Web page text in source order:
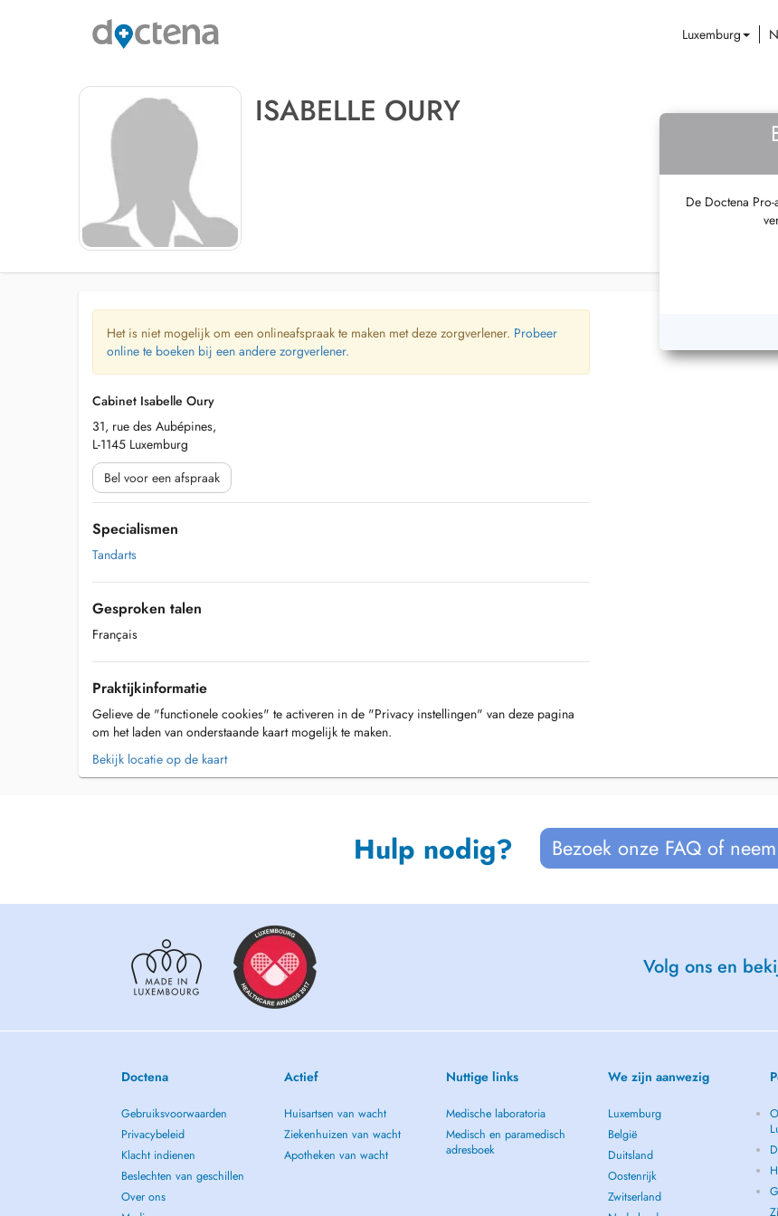
Luxemburg
ISABELLE OURY
De Doctena
Het is niet mogelijk om een onlineafspraak te maken met deze zorgverlener. Probeer
online te boeken bij een andere zorgverlener.
Cabinet Isabelle Oury
31, rue des Aubépines,
L-1145 Luxemburg
Bel voor een afspraak
Specialismen
Tandarts
Gesproken talen
Français
Praktijkinformatie
Gelieve de "functionele cookies" te activeren in de "Privacy instellingen" van deze pagina
om het laden van onderstaande kaart mogelijk te maken.
Bekijk locatie op de kaart
Hulp nodig? Bezoek onze FAQ of
Volg ons en
Doctena
Gebruiksvoorwaarden
Privacybeleid
Klacht indienen
Beslechten van geschillen
Over ons
Actief
Huisartsen van wacht
Ziekenhuizen van wacht
Apotheken van wacht
Nuttige links
Medische laboratoria
Medisch en paramedisch
adresboek
We zijn aanwezig
Luxemburg
België
Duitsland
Oostenrijk
Zwitserland